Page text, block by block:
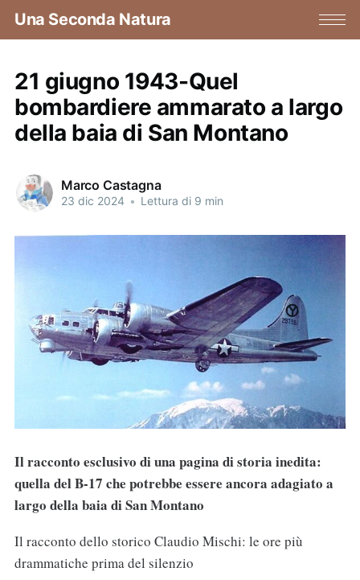
Una Seconda Natura
21 giugno 1943-Quel
bombardiere ammarato a largo
della baia di San Montano
Marco Castagna
23 dic 2024 • Lettura di 9 min
Il racconto esclusivo di una pagina di storia inedita:
quella del B-17 che potrebbe essere ancora adagiato a
largo della baia di San Montano
Il racconto dello storico Claudio Mischi: le ore più
drammatiche prima del silenzio